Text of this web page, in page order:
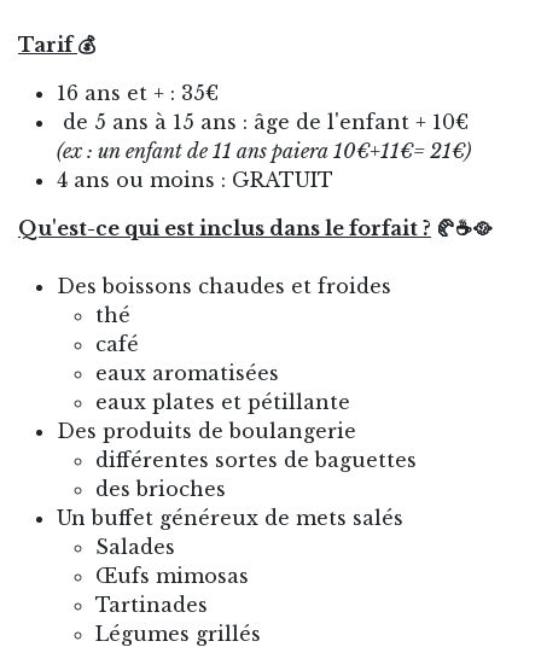
Tarif💰
16 ans et + : 35€
de 5 ans à 15 ans : âge de l'enfant + 10€
(ex : un enfant de 11 ans paiera 10€+11€= 21€)
4 ans ou moins : GRATUIT
Qu'est-ce qui est inclus dans le forfait ? 🥐☕🥘
Des boissons chaudes et froides
thé
café
eaux aromatisées
eaux plates et pétillante
Des produits de boulangerie
différentes sortes de baguettes
des brioches
Un buffet généreux de mets salés
Salades
Œufs mimosas
Tartinades
Légumes grillés